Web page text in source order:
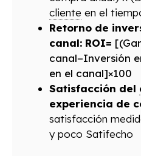
cliente en el
Retorno de
canal: ROI=
canal−Inversión
en el canal]×100
Satisfacción del
experiencia de
satisfacción
y poco Satifecho